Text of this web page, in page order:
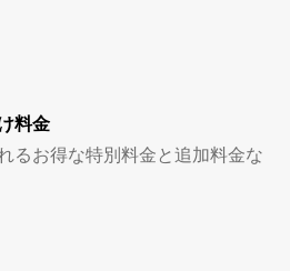
料金
るお得な特別料金と追加料金な